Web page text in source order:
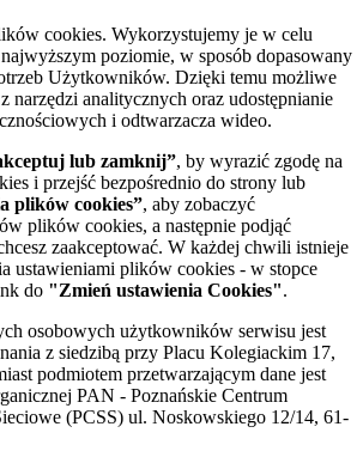
cookies. Wykorzystujemy je w celu
najwyższym poziomie, w sposób dopasowany
Użytkowników. Dzięki temu możliwe
narzędzi analitycznych oraz udostępnianie
i odtwarzacza wideo.
lub zamknij”, by wyrazić zgodę na
i przejść bezpośrednio do strony lub
plików cookies”, aby zobaczyć
plików cookies, a następnie podjąć
zaakceptować. W każdej chwili istnieje
ustawieniami plików cookies - w stopce
do "Zmień ustawienia Cookies".
osobowych użytkowników serwisu jest
z siedzibą przy Placu Kolegiackim 17,
podmiotem przetwarzającym dane jest
PAN - Poznańskie Centrum
(PCSS) ul. Noskowskiego 12/14, 61-